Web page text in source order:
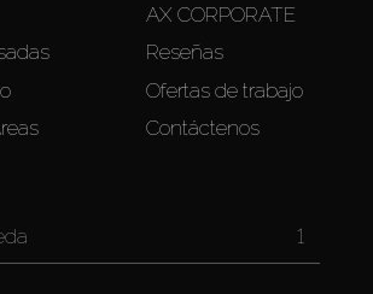
AX CORPORATE
Reseñas
Ofertas de trabajo
Contáctenos
1